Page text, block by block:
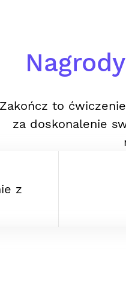
Zakończ to
za doskonalenie
z